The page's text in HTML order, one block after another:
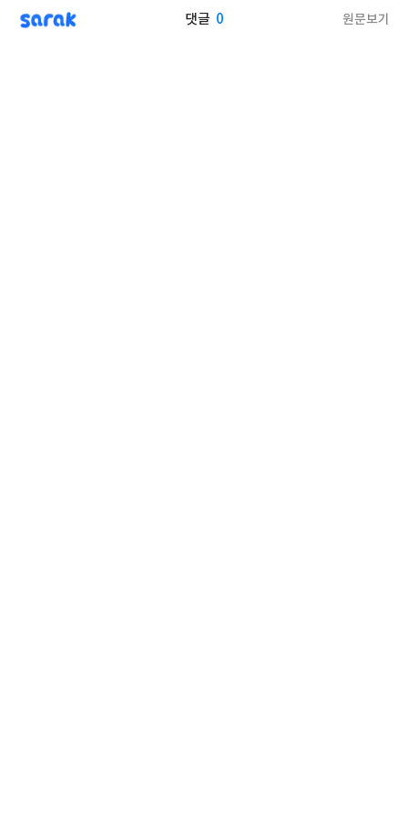
sarak 댓글 0 원문보기